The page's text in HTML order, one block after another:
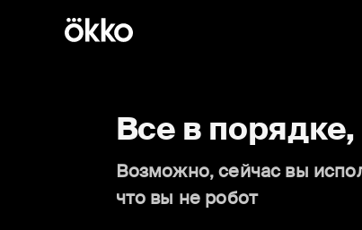
Все в
Возможно, сейчас вы
что вы не робот